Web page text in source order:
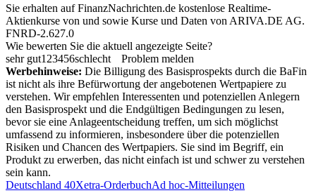
Sie erhalten auf FinanzNachrichten.de kostenlose Realtime-
Aktienkurse von und sowie Kurse und Daten von ARIVA.DE AG.
FNRD-2.627.0
Wie bewerten Sie die aktuell angezeigte Seite?
sehr gut1 23456schlecht
Problem melden
Werbehinweise: Die Billigung des Basisprospekts durch die BaFin
ist nicht als ihre Befürwortung der angebotenen Wertpapiere zu
verstehen. Wir empfehlen Interessenten und potenziellen Anlegern
den Basisprospekt und die Endgültigen Bedingungen zu lesen,
bevor sie eine Anlageentscheidung treffen, um sich möglichst
umfassend zu informieren, insbesondere über die potenziellen
Risiken und Chancen des Wertpapiers. Sie sind im Begriff, ein
Produkt zu erwerben, das nicht einfach ist und schwer zu verstehen
sein kann.
Deutschland 40Xetra-OrderbuchAd hoc-Mitteilungen